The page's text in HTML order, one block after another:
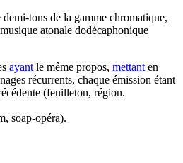
tons de la gamme chromatique,
atonale dodécaphonique
ayant le même propos, mettant en
récurrents, chaque émission étant
(feuilleton, région.
soap-opéra).